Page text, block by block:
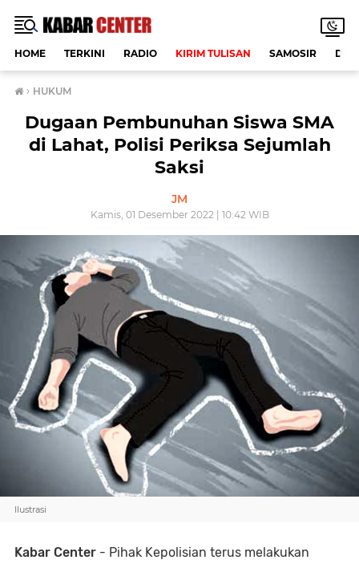
HOME TERKINI RADIO KIRIM TULISAN SAMOSIR
› HUKUM
Dugaan Pembunuhan Siswa SMA
di Lahat, Polisi Periksa Sejumlah
Saksi
JM
Kamis, 01 Desember 2022 | 10:42 WIB
Ilustrasi
Kabar Center - Pihak Kepolisian terus melakukan